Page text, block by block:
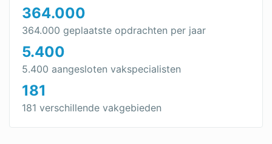
364.000
364.000 geplaatste opdrachten per jaar
5.400
5.400 aangesloten vakspecialisten
181
181 verschillende vakgebieden